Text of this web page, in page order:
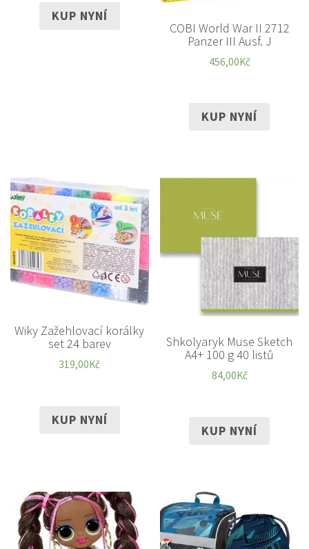
KUP NYNÍ
COBI World War II 2712
Panzer III Ausf. J
456,00Kč
KUP NYNÍ
Wiky Zažehlovací korálky
set 24 barev
319,00Kč
KUP NYNÍ
Shkolyaryk Muse Sketch
A4+ 100 g 40 listů
84,00Kč
KUP NYNÍ